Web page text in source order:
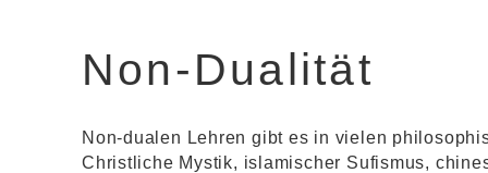
Non-Dualität
Non-dualen Lehren gibt es in vielen
Christliche Mystik, islamischer Sufismus,